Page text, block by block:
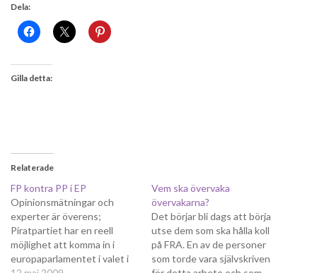
Dela:
Gilla detta:
Relaterade
FP kontra PP i EP
Opinionsmätningar och
experter är överens;
Piratpartiet har en reell
möjlighet att komma in i
europaparlamentet i valet i
Vem ska övervaka
övervakarna?
Det börjar bli dags att börja
utse dem som ska hålla koll
på FRA. En av de personer
som torde vara självskriven